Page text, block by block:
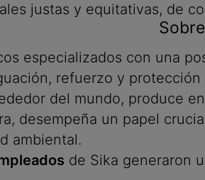
justas y equitativas, de
especializados con una
refuerzo y
del mundo, produce en
desempeña un papel
ambiental.
de Sika generaron